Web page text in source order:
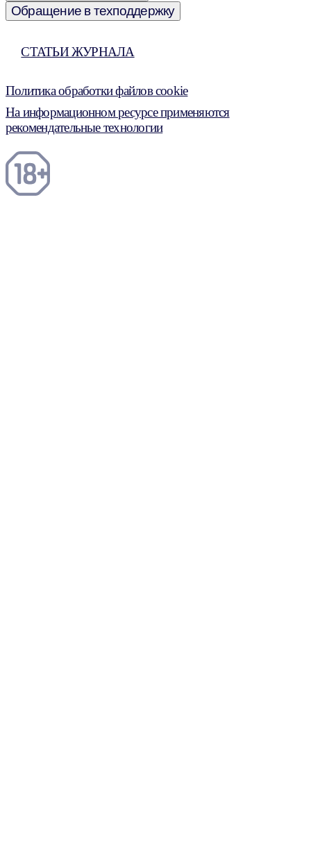
Обращение в техподдержку
СТАТЬИ ЖУРНАЛА
Политика обработки файлов cookie
На информационном ресурсе применяются
рекомендательные технологии